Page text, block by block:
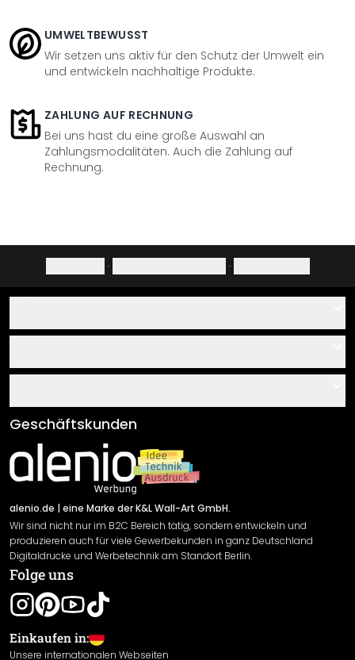
UMWELTBEWUSST
Wir setzen uns aktiv für den Schutz der Umwelt ein
und entwickeln nachhaltige Produkte.
ZAHLUNG AUF RECHNUNG
Bei uns hast du eine große Auswahl an
Zahlungsmodalitäten. Auch die Zahlung auf
Rechnung.
· ·
Über uns
Klebe- und Montageanleitungen
Newsletter An-/Abmeldung
Sendungsverfolgung
AGB
Impressum
Versand & Zahlung
Rücksendung
Widerrufsrecht
Datenschutzerklärung
Gewährleistung
Leistungserklärung / CE-Zeichen
Cookie Einstellungen
Geschäftskunden
alenio.de | eine Marke der K&L Wall-Art GmbH.
Wir sind nicht nur im B2C Bereich tätig, sondern entwickeln und
produzieren auch für viele Gewerbekunden in ganz Deutschland
Digitaldrucke und Werbetechnik am Standort Berlin.
Folge uns
Einkaufen in:
Unsere internationalen Webseiten